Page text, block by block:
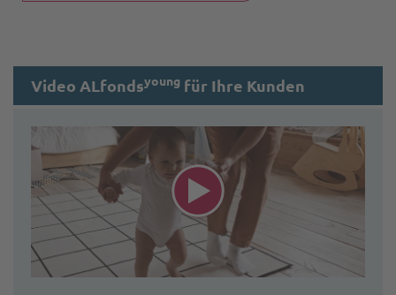
Video ALfondsyoung für Ihre Kunden